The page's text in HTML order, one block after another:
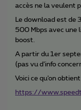
accès ne la veulent
Le download est de
500 Mbps avec une
boost.
A partir du 1er
(pas vu d’info
Voici ce qu’on
https://